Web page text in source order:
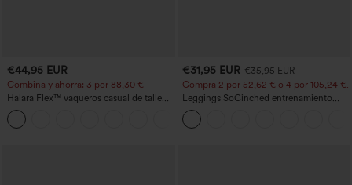
€44,95 EUR
Combina y ahorra: 3 por 88,30 €
Halara Flex™ vaqueros casual de talle
alto con bolsillos, estilo baggy de pierna
ancha, efecto lavado
€31,95 EUR €35,95 EUR
Compra 2 por 52,62 € o 4 por 105,24 €.
Leggings SoCinched entrenamiento
moldeador abdomen bolsillo lateral tiro
alto